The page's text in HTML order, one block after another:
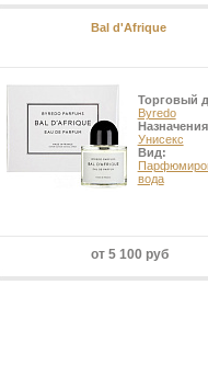
Bal d'Afrique
Торговый
Byredo
Унисекс
Вид:
вода
от 5 100 руб